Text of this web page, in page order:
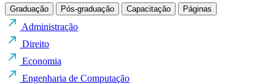
Graduação Pós-graduação Capacitação Páginas
Administração
Direito
Economia
Engenharia de Computação